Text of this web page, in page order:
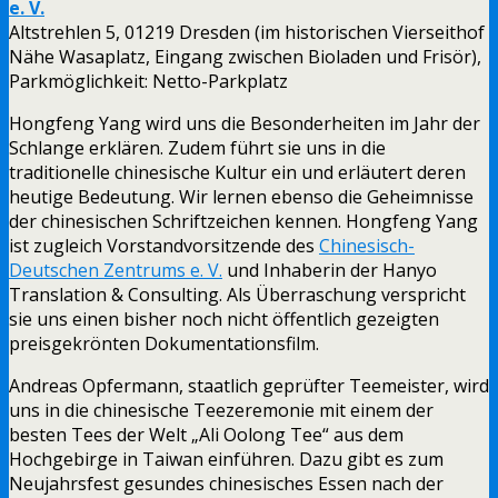
e. V.
Altstrehlen 5, 01219 Dresden (im historischen Vierseithof
Nähe Wasaplatz, Eingang zwischen Bioladen und Frisör),
Parkmöglichkeit: Netto-Parkplatz
Hongfeng Yang wird uns die Besonderheiten im Jahr der
Schlange erklären. Zudem führt sie uns in die
traditionelle chinesische Kultur ein und erläutert deren
heutige Bedeutung. Wir lernen ebenso die Geheimnisse
der chinesischen Schriftzeichen kennen. Hongfeng Yang
ist zugleich Vorstandvorsitzende des Chinesisch-
Deutschen Zentrums e. V. und Inhaberin der Hanyo
Translation & Consulting. Als Überraschung verspricht
sie uns einen bisher noch nicht öffentlich gezeigten
preisgekrönten Dokumentationsfilm.
Andreas Opfermann, staatlich geprüfter Teemeister, wird
uns in die chinesische Teezeremonie mit einem der
besten Tees der Welt „Ali Oolong Tee“ aus dem
Hochgebirge in Taiwan einführen. Dazu gibt es zum
Neujahrsfest gesundes chinesisches Essen nach der